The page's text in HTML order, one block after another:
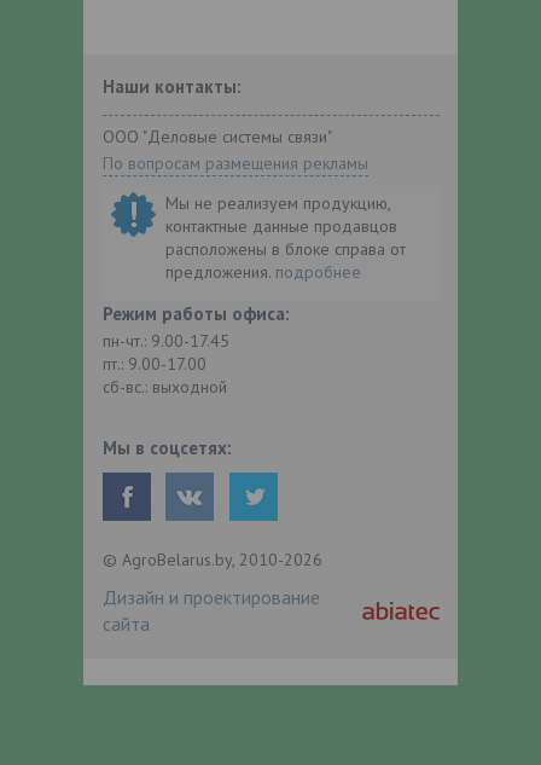
Наши контакты:
ООО "Деловые системы связи"
По вопросам размещения рекламы
Мы не реализуем продукцию,
контактные данные продавцов
расположены в блоке справа от
предложения. подробнее
Режим работы офиса:
пн-чт.: 9.00-17.45
пт.: 9.00-17.00
сб-вс.: выходной
Мы в соцсетях:
© AgroBelarus.by, 2010-2026
Дизайн и проектирование
сайта